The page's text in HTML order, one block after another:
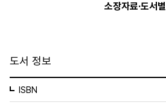
소장자료·도서별
도서 정보
ISBN